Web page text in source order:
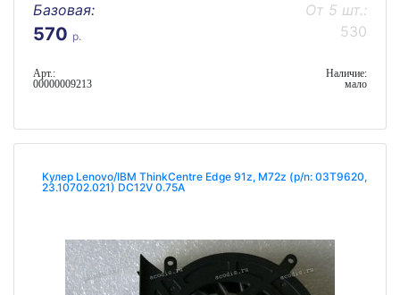
Базовая:
570 р.
От 5 шт.:
530
Арт.:
00000009213
Наличие:
мало
Кулер Lenovo/IBM ThinkCentre Edge 91z, M72z (p/n: 03T9620,
23.10702.021) DC12V 0.75A